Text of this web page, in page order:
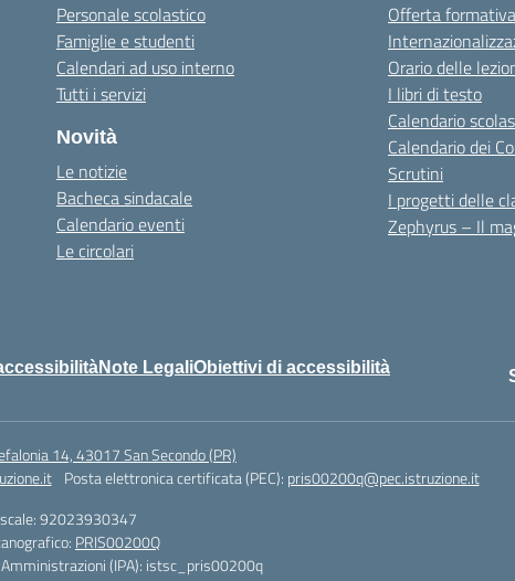
Personale scolastico
Famiglie e studenti
Calendari ad uso interno
Tutti i servizi
Novità
Le notizie
Bacheca sindacale
Calendario eventi
Le circolari
Offerta formativa
Orario delle
I libri di testo
Calendario
Calendario dei
Scrutini
I progetti delle
Zephyrus – Il
Note LegaliObiettivi di accessibilità
14, 43017 San Secondo (PR)
Posta elettronica certificata (PEC): pris00200q@pec.istruzione.it
92023930347
PRIS00200Q
Amministrazioni (IPA): istsc_pris00200q